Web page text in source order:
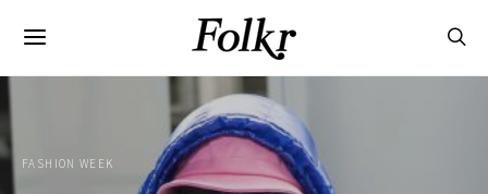
FASHION WEEK